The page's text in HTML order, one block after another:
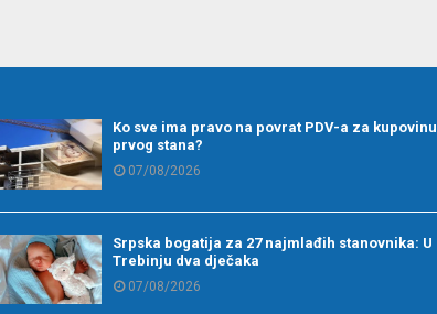
Ko sve ima pravo na povrat PDV-a za kupovinu
prvog stana?
07/08/2026
Srpska bogatija za 27 najmlađih stanovnika: U
Trebinju dva dječaka
07/08/2026